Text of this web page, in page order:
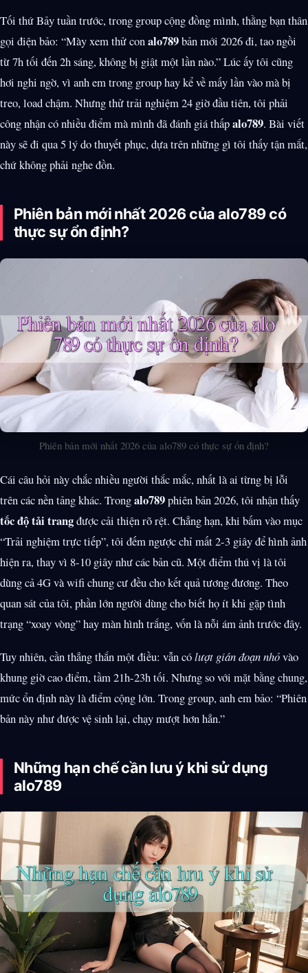
Tối thứ Bảy tuần trước, trong group cộng đồng mình, thằng bạn thân
gọi điện bảo: “Mày xem thử conalo789bản mới 2026 đi, tao ngồi
từ 7h tối đến 2h sáng, không bị giật một lần nào.” Lúc ấy tôi cũng
hơi nghi ngờ, vì anh em trong group hay kể về mấy lần vào mà bị
treo, load chậm. Nhưng thử trải nghiệm 24 giờ đầu tiên, tôi phải
công nhận có nhiều điểm mà mình đã đánh giá thấpalo789. Bài viết
này sẽ đi qua 5 lý do thuyết phục, dựa trên những gì tôi thấy tận mắt,
chứ không phải nghe đồn.
Phiên bản mới nhất 2026 của alo789 có
thực sự ổn định?
Phiên bản mới nhất 2026 của alo789 có thực sự ổn định?
Cái câu hỏi này chắc nhiều người thắc mắc, nhất là ai từng bị lỗi
trên các nền tảng khác. Trongalo789phiên bản 2026, tôi nhận thấy
tốc độ tải trangđược cải thiện rõ rệt. Chẳng hạn, khi bấm vào mục
“Trải nghiệm trực tiếp”, tôi đếm ngược chỉ mất 2-3 giây để hình ảnh
hiện ra, thay vì 8-10 giây như các bản cũ. Một điểm thú vị là tôi
dùng cả 4G và wifi chung cư đều cho kết quả tương đương. Theo
quan sát của tôi, phần lớn người dùng cho biết họ ít khi gặp tình
trạng “xoay vòng” hay màn hình trắng, vốn là nỗi ám ảnh trước đây.
Tuy nhiên, cần thẳng thắn một điều: vẫn cólượt gián đoạn nhỏvào
khung giờ cao điểm, tầm 21h-23h tối. Nhưng so với mặt bằng chung,
mức ổn định này là điểm cộng lớn. Trong group, anh em bảo: “Phiên
bản này như được vệ sinh lại, chạy mượt hơn hẳn.”
Những hạn chế cần lưu ý khi sử dụng
alo789